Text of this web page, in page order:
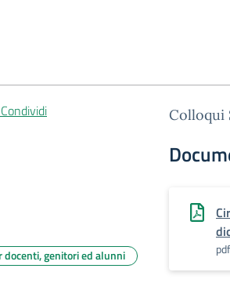
Colloqui
docenti, genitori ed alunni